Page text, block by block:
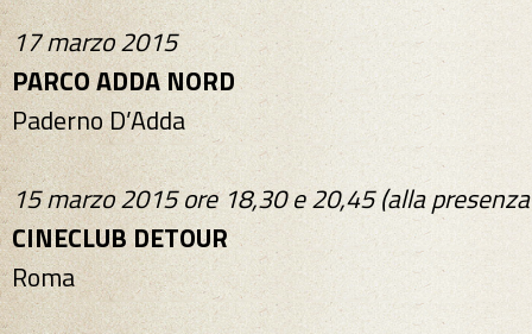
17 marzo 2015
PARCO ADDA NORD
Paderno D’Adda
15 marzo 2015 ore 18,30 e 20,45 (alla
CINECLUB DETOUR
Roma